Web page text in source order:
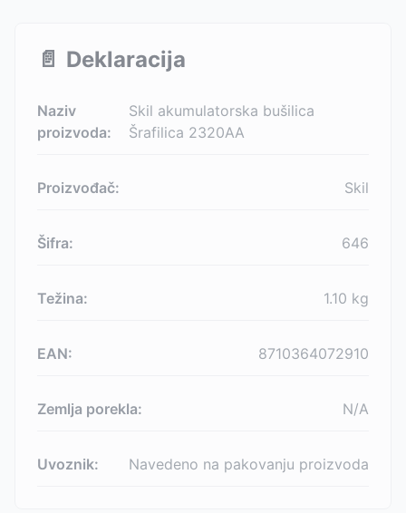
📄 Deklaracija
Naziv
proizvoda:
Skil akumulatorska bušilica
Šrafilica 2320AA
Proizvođač: Skil
Šifra: 646
Težina: 1.10 kg
EAN: 8710364072910
Zemlja porekla: N/A
Uvoznik: Navedeno na pakovanju proizvoda